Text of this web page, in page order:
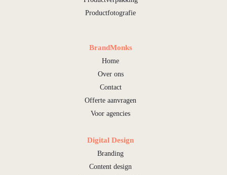
Productfotografie
BrandMonks
Home
Over ons
Contact
Offerte aanvragen
Voor agencies
Digital Design
Branding
Content design